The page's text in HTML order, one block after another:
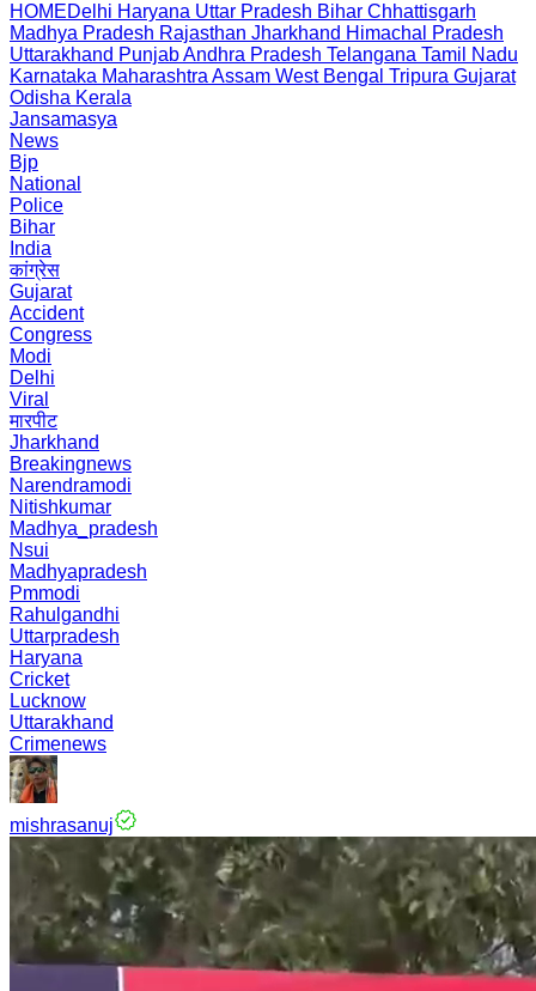
HOMEDelhi Haryana Uttar Pradesh Bihar Chhattisgarh
Madhya Pradesh Rajasthan Jharkhand Himachal Pradesh
Uttarakhand PunjabAndhra Pradesh Telangana Tamil Nadu
Karnataka Maharashtra Assam West Bengal Tripura Gujarat
Odisha Kerala
Jansamasya
News
Bjp
National
Police
Bihar
India
कांग्रेस
Gujarat
Accident
Congress
Modi
Delhi
Viral
मारपीट
Jharkhand
Breakingnews
Narendramodi
Nitishkumar
Madhya_pradesh
Nsui
Madhyapradesh
Pmmodi
Rahulgandhi
Uttarpradesh
Haryana
Cricket
Lucknow
Uttarakhand
Crimenews
mishrasanuj